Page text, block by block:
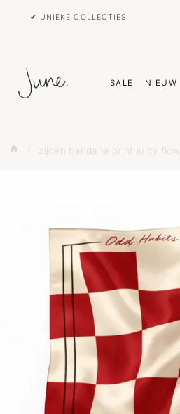
✔ UNIEKE COLLECTIES
SALE NIEUW
zijden bandana print juicy flow